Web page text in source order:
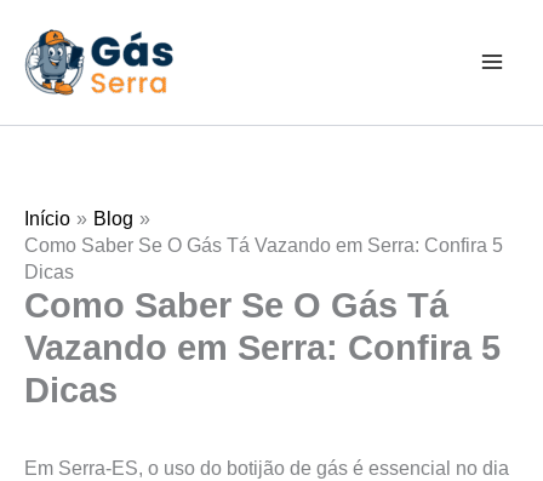
para
Início
Blog
Como Saber Se O Gás Tá Vazando em Serra: Confira 5
Dicas
Como Saber Se O Gás Tá
Vazando em Serra: Confira 5
Dicas
Em Serra-ES, o uso do botijão de gás é essencial no dia